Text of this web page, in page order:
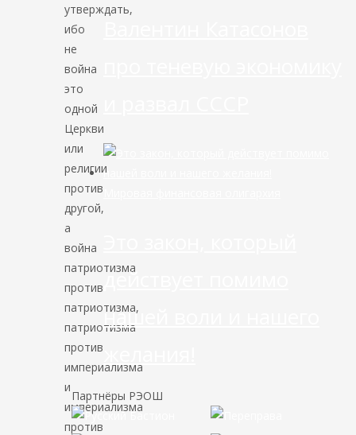
утверждать,
ибо
не
война
это
одной
Церкви
или
религии
против
другой,
а
война
патриотизма
против
патриотизма,
патриотизма
против
империализма
и
империализма
против
действует помимо
нашей воли и нашего
Партнёры РЭОШ